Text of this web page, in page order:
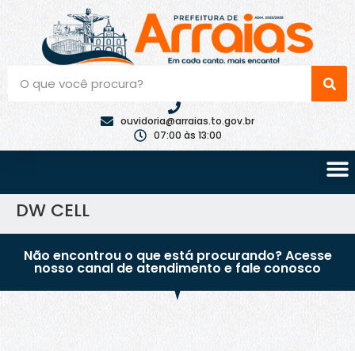
ouvidoria@arraias.to.gov.br
07:00 às 13:00
DW CELL
Não encontrou o que está procurando? Acesse
nosso canal de atendimento e fale conosco